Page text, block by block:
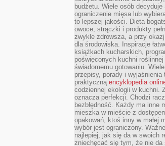
budżetu. Wiele osób
ograniczenie mięsa lub
to lepszej jakości. Dieta
owoce, strączki i produkty
zwykle zdrowsza, a przy
dla środowiska. Inspiracje
książkach kucharskich,
poświęconych kuchni
świadomemu gotowaniu.
przepisy, porady i wyjaśnienia
praktyczną encyklopedia
codziennej ekologii w kuchni.
oznacza perfekcji. Chodzi
bezbłędność. Każdy ma inne
mieszka w mieście z
opakowań, ktoś inny w małej
wybór jest ograniczony.
najlepiej, jak się da w swoich
zniechęcać się tym, że nie da